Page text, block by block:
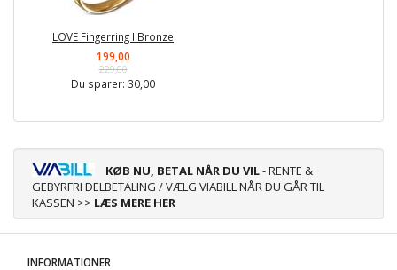
LOVE Fingerring I Bronze
199,00
229,00
Du sparer: 30,00
KØB NU, BETAL NÅR DU VIL- RENTE &
GEBYRFRI DELBETALING / VÆLG VIABILL NÅR DU GÅR TIL
KASSEN >> LÆS MERE HER
INFORMATIONER